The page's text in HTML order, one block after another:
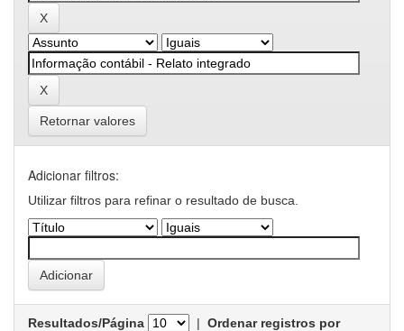
Retornar valores
Adicionar filtros:
Utilizar filtros para refinar o resultado de busca.
Resultados/Página | Ordenar registros por